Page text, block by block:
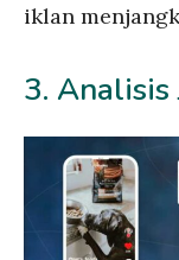
iklan
3. Analisis